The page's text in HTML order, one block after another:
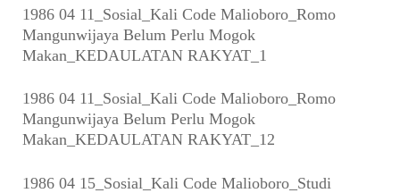
1986 04 11_Sosial_Kali Code Malioboro_Romo
Mangunwijaya Belum Perlu Mogok
Makan_KEDAULATAN RAKYAT_1
1986 04 11_Sosial_Kali Code Malioboro_Romo
Mangunwijaya Belum Perlu Mogok
Makan_KEDAULATAN RAKYAT_12
1986 04 15_Sosial_Kali Code Malioboro_Studi